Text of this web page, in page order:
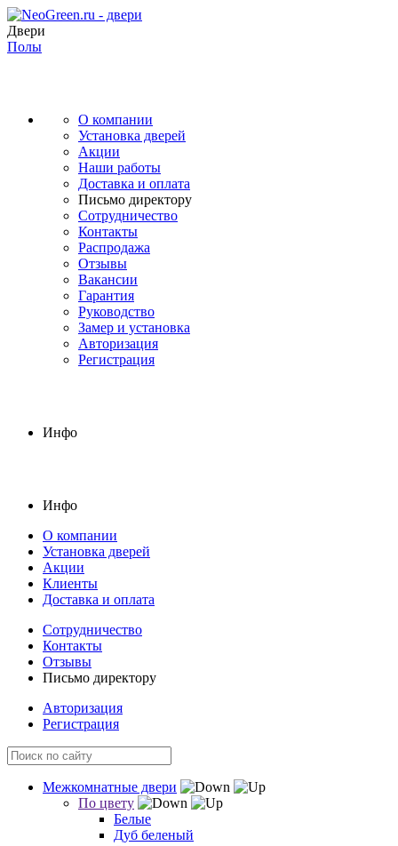
Двери
Полы
О компании
Установка дверей
Акции
Наши работы
Доставка и оплата
Письмо директору
Сотрудничество
Контакты
Распродажа
Отзывы
Вакансии
Гарантия
Руководство
Замер и установка
Авторизация
Регистрация
Инфо
Инфо
О компании
Установка дверей
Акции
Клиенты
Доставка и оплата
Сотрудничество
Контакты
Отзывы
Письмо директору
Авторизация
Регистрация
Межкомнатные двери
По цвету
Белые
Дуб беленый